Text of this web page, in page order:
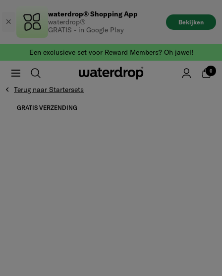
de
gaan
waterdrop® Shopping App
waterdrop®
GRATIS - in Google Play
Bekijken
Een exclusieve set voor Reward Members? Oh jawel!
0
Terug naar Startersets
GRATIS VERZENDING